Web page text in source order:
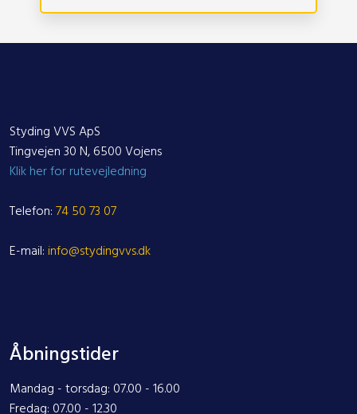
Styding VVS ApS
Tingvejen 30 N, 6500 Vojens
Klik her for rutevejledning
Telefon:74 50 73 07
E-mail:info@stydingvvs.dk
Åbningstider
Mandag - torsdag: 07.00 - 16.00